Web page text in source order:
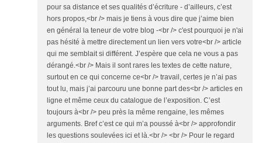
pour sa distance et ses qualités d’écriture - d’ailleurs, c’est
hors propos,<br /> mais je tiens à vous dire que j’aime bien
en général la teneur de votre blog -<br /> c'est pourquoi je n'ai
pas hésité à mettre directement un lien vers votre<br /> article
qui me semblait si différent. J’espère que cela ne vous a pas
dérangé.<br /> Mais il sont rares les textes de cette nature,
surtout en ce qui concerne ce<br /> travail, certes je n’ai pas
tout lu, mais j’ai parcouru une bonne part des<br /> articles en
ligne et même ceux du catalogue de l’exposition. C’est
toujours à<br /> peu près la même rengaine, les mêmes
arguments. Bref c’est ce qui m’a poussé à<br /> approfondir
les questions soulevées ici et là.<br /> <br /> Pour le regard